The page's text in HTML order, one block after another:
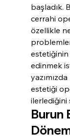
başladık.
cerrahi
özellikle
estetiğinin
edinmek
estetiği
ilerlediğini
Burun